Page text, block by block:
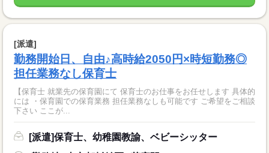
[派遣]
勤務開始日、自由♪高時給2050円×時短勤務◎
担任業務なし保育士
【保育士 就業先の保育園にて 保育士のお仕事をお任せします 具体的
には ・保育園での保育業務 担任業務なしも可能です ご希望をご相談
下さい ここが...
[派遣]保育士、幼稚園教諭、ベビーシッター